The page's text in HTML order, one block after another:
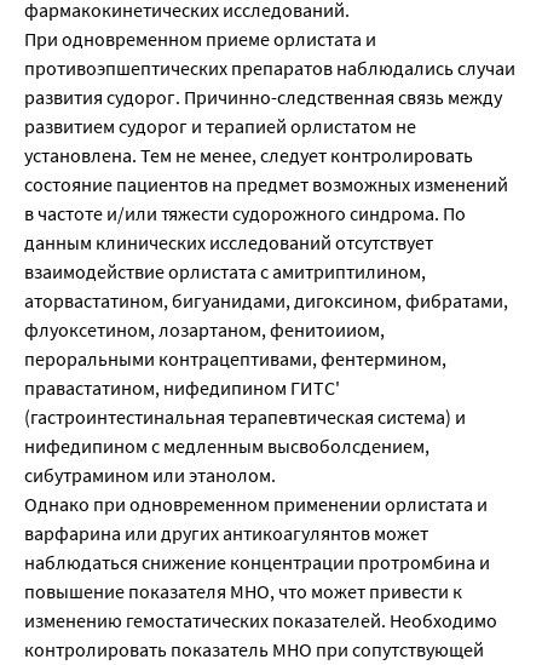
фармакокинетических исследований.
При одновременном приеме орлистата и
противоэпшептических препаратов наблюдались случаи
развития судорог. Причинно-следственная связь между
развитием судорог и терапией орлистатом не
установлена. Тем не менее, следует контролировать
состояние пациентов на предмет возможных изменений
в частоте и/или тяжести судорожного синдрома. По
данным клинических исследований отсутствует
взаимодействие орлистата с амитриптилином,
аторвастатином, бигуанидами, дигоксином, фибратами,
флуоксетином, лозартаном, фенитоииом,
пероральными контрацептивами, фентермином,
правастатином, нифедипином ГИТС'
(гастроинтестинальная терапевтическая система) и
нифедипином с медленным высвоболсдением,
сибутрамином или этанолом.
Однако при одновременном применении орлистата и
варфарина или других антикоагулянтов может
наблюдаться снижение концентрации протромбина и
повышение показателя МНО, что может привести к
изменению гемостатических показателей. Необходимо
контролировать показатель МНО при сопутствующей